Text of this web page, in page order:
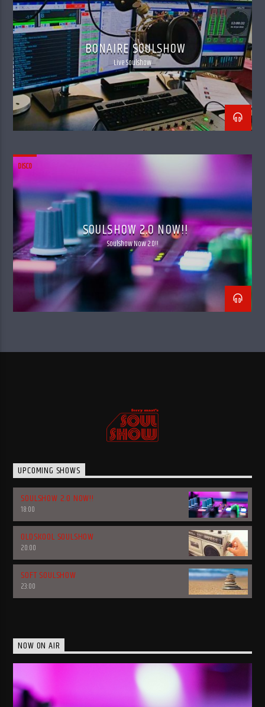
BONAIRE SOULSHOW
Live Soulshow
DISCO
SOULSHOW 2.0 NOW!!
Soulshow Now 2.0!!
UPCOMING SHOWS
SOULSHOW 2.0 NOW!!
18:00
OLDSKOOL SOULSHOW
20:00
SOFT SOULSHOW
23:00
NOW ON AIR